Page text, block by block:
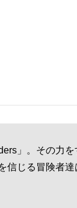
」。その力
信じる冒険者